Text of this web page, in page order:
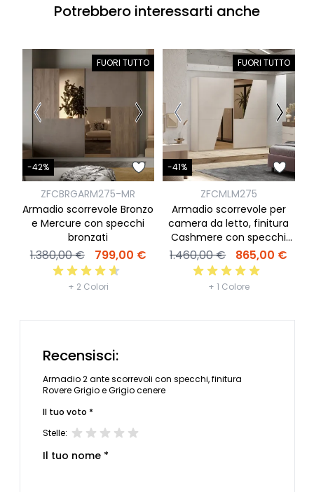
Potrebbero interessarti anche
FUORI TUTTO
-42%
ZFCBRGARM275-MR
Armadio scorrevole Bronzo
e Mercure con specchi
bronzati
1.380,00 € 799,00 €
+ 2 Colori
FUORI TUTTO
-41%
ZFCMLM275
Armadio scorrevole per
camera da letto, finitura
Cashmere con specchi
bronzo
1.460,00 € 865,00 €
+ 1 Colore
Recensisci:
Armadio 2 ante scorrevoli con specchi, finitura
Rovere Grigio e Grigio cenere
Il tuo voto *
Stelle:
Il tuo nome *